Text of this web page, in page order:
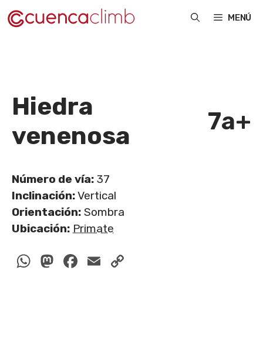
Saltar
al
MENÚ
Hiedra
venenosa
7a+
Número de vía: 37
Inclinación:Vertical
Orientación: Sombra
Ubicación: Primate
WhatsApp
Mastodon
Facebook
Email